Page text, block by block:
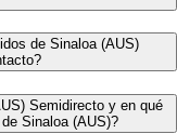
de Sinaloa (AUS)
Semidirecto y en qué
Sinaloa (AUS)?